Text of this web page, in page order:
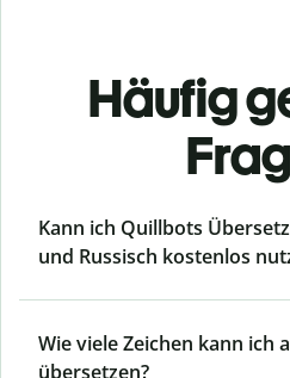
Häufig
Kann ich Quillbots
und Russisch kostenlos
Wie viele Zeichen kann ich
übersetzen?